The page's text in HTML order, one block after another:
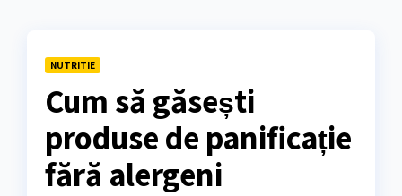
NUTRITIE
Cum să găsești
produse de panificație
fără alergeni